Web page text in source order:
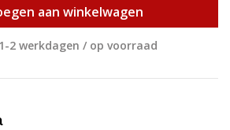
aan winkelwagen
2 werkdagen / op voorraad